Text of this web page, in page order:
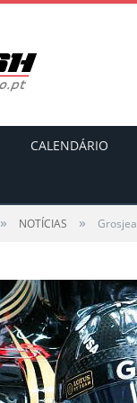
CALENDÁRIO
» NOTÍCIAS »